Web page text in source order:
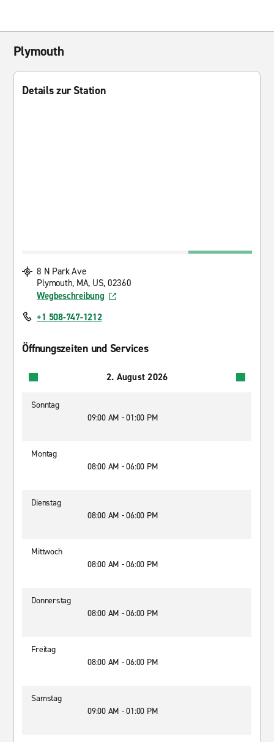
Plymouth
Details zur Station
8 N Park Ave
Plymouth, MA, US, 02360
Wegbeschreibung
+1 508-747-1212
Öffnungszeiten und Services
2. August 2026
Sonntag
09:00 AM - 01:00 PM
Montag
08:00 AM - 06:00 PM
Dienstag
08:00 AM - 06:00 PM
Mittwoch
08:00 AM - 06:00 PM
Donnerstag
08:00 AM - 06:00 PM
Freitag
08:00 AM - 06:00 PM
Samstag
09:00 AM - 01:00 PM